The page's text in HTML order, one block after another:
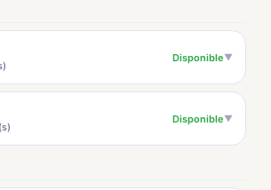
Disponible▼
Disponible▼